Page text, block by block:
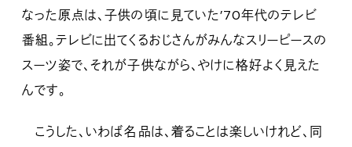
なった原点は、子供の頃に見ていた’70年代のテレビ
番組。テレビに出てくるおじさんがみんなスリーピースの
スーツ姿で、それが子供ながら、やけに格好よく見えた
んです。
こうした、いわば名品は、着ることは楽しいけれど、同